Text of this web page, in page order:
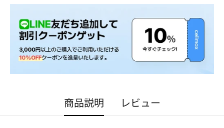
商品説明 レビュー